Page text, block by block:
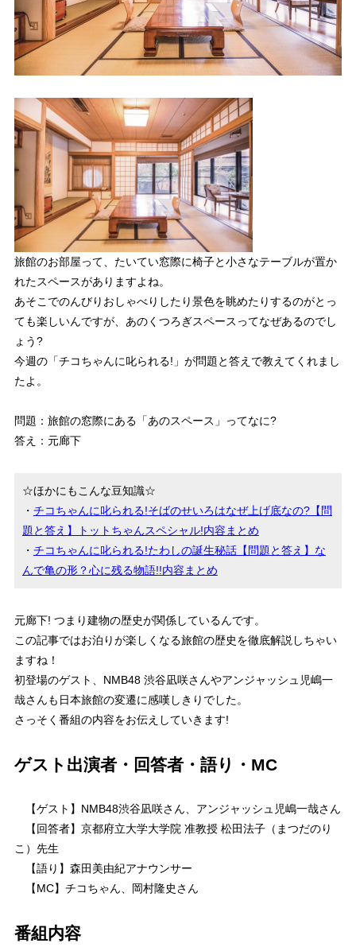
旅館のお部屋って、たいてい窓際に椅子と小さなテーブルが置か
れたスペースがありますよね。
あそこでのんびりおしゃべりしたり景色を眺めたりするのがとっ
ても楽しいんですが、あのくつろぎスペースってなぜあるのでし
ょう?
今週の「チコちゃんに叱られる!」が問題と答えで教えてくれまし
たよ。
問題：旅館の窓際にある「あのスペース」ってなに?
答え：元廊下
☆ほかにもこんな豆知識☆
・ チコちゃんに叱られる!そばのせいろはなぜ上げ底なの?【問
題と答え】トットちゃんスペシャル!内容まとめ
・ チコちゃんに叱られる!たわしの誕生秘話【問題と答え】な
んで亀の形？心に残る物語!!内容まとめ
元廊下! つまり建物の歴史が関係しているんです。
この記事ではお泊りが楽しくなる旅館の歴史を徹底解説しちゃい
ますね！
初登場のゲスト、NMB48 渋谷凪咲さんやアンジャッシュ児嶋一
哉さんも日本旅館の変遷に感嘆しきりでした。
さっそく番組の内容をお伝えしていきます!
ゲスト出演者・回答者・語り・MC
【ゲスト】NMB48渋谷凪咲さん、アンジャッシュ児嶋一哉さん
【回答者】京都府立大学大学院 准教授 松田法子（まつだのり
こ）先生
【語り】森田美由紀アナウンサー
【MC】チコちゃん、岡村隆史さん
番組内容